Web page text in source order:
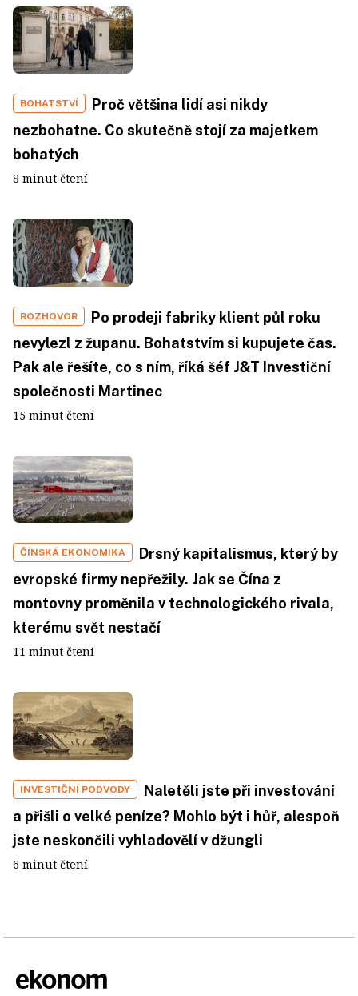
BOHATSTVÍ
Proč většina lidí asi nikdy
nezbohatne. Co skutečně stojí za majetkem
bohatých
8 minut čtení
ROZHOVOR
Po prodeji fabriky klient půl roku
nevylezl z županu. Bohatstvím si kupujete čas.
Pak ale řešíte, co s ním, říká šéf J&T Investiční
společnosti Martinec
15 minut čtení
ČÍNSKÁ EKONOMIKA
Drsný kapitalismus, který by
evropské firmy nepřežily. Jak se Čína z
montovny proměnila v technologického rivala,
kterému svět nestačí
11 minut čtení
INVESTIČNÍ PODVODY
Naletěli jste při investování
a přišli o velké peníze? Mohlo být i hůř, alespoň
jste neskončili vyhladovělí v džungli
6 minut čtení